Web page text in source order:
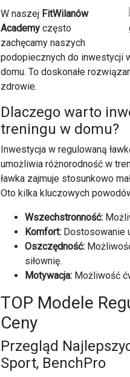
W naszej FitWilanów
Academy często
zachęcamy naszych
podopiecznych do inwestycji
domu. To doskonałe
zdrowie.
Dlaczego warto
treningu w domu?
Inwestycja w regulowaną
umożliwia różnorodność w
ławka zajmuje stosunkowo
Oto kilka kluczowych
Wszechstronność:
Komfort: Dostosowanie
Oszczędność:
siłownię.
Motywacja: Możliwość
TOP Modele
Ceny
Przegląd
Sport, BenchPro